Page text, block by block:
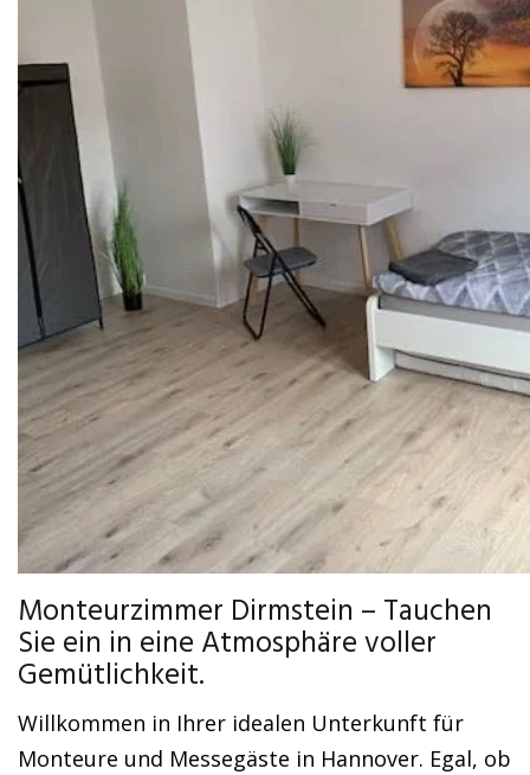
Monteurzimmer Dirmstein – Tauchen
Sie ein in eine Atmosphäre voller
Gemütlichkeit.
Willkommen in Ihrer idealen Unterkunft für
Monteure und Messegäste in Hannover. Egal, ob